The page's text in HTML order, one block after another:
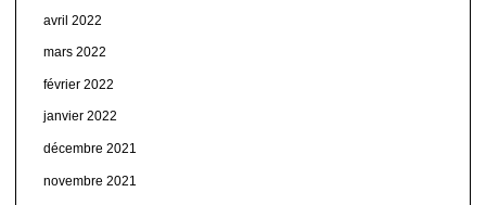
avril 2022
mars 2022
février 2022
janvier 2022
décembre 2021
novembre 2021